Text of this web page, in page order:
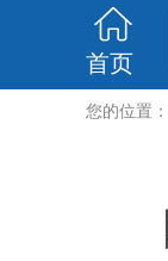
首页
您的位置：